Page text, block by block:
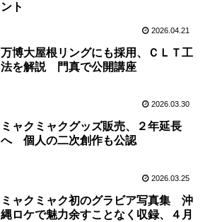
ント
2026.04.21
万博大屋根リングにも採用、ＣＬＴ工
法を解説 門真で公開講座
2026.03.30
ミャクミャクグッズ販売、２年延長
へ 個人の二次創作も公認
2026.03.25
ミャクミャク初のグラビア写真集 沖
縄ロケで魅力余すことなく収録、４月